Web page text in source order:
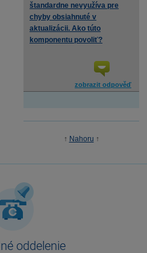
štandardne nevyužíva pre
chyby obsiahnuté v
aktualizácii. Ako túto
komponentu povoliť?
zobrazit odpověď
↑ Nahoru ↑
oddelenie